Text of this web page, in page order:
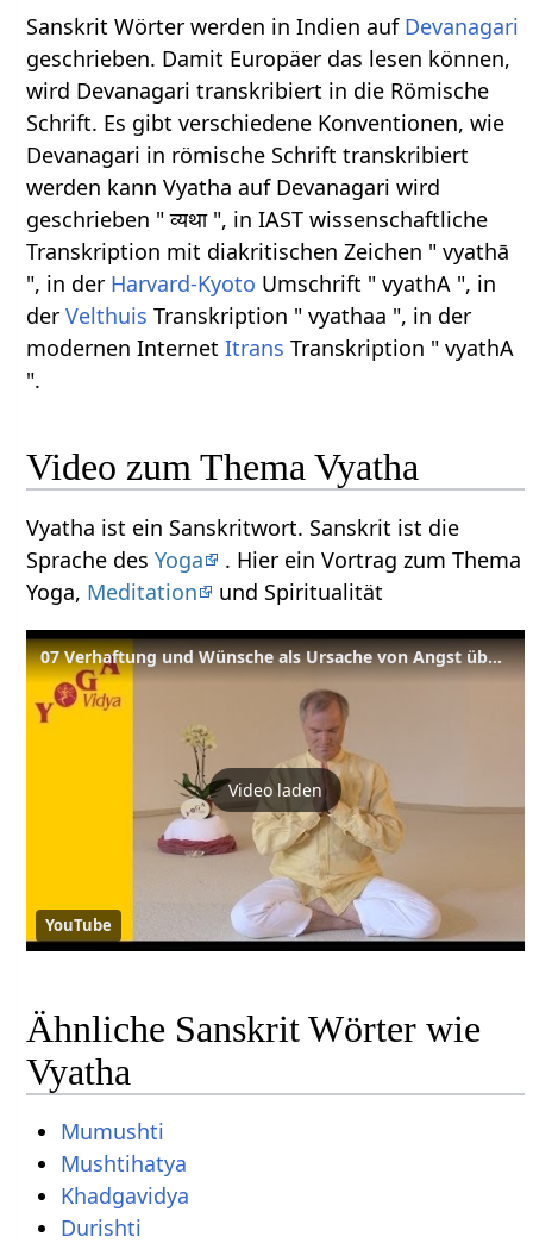
Sanskrit Wörter werden in Indien auf Devanagari
geschrieben. Damit Europäer das lesen können,
wird Devanagari transkribiert in die Römische
Schrift. Es gibt verschiedene Konventionen, wie
Devanagari in römische Schrift transkribiert
werden kann Vyatha auf Devanagari wird
geschrieben " व्यथा ", in IAST wissenschaftliche
Transkription mit diakritischen Zeichen " vyathā
", in der Harvard-Kyoto Umschrift " vyathA ", in
derVelthuis Transkription " vyathaa ", in der
modernen InternetItrans Transkription " vyathA
".
Video zum Thema Vyatha
Vyatha ist ein Sanskritwort. Sanskrit ist die
Sprache desYoga
. Hier ein Vortrag zum Thema
Yoga, Meditation und Spiritualität
07 Verhaftung und Wünsche als Ursache von Angst überwinden lernen
Video laden
YouTube
Ähnliche Sanskrit Wörter wie
Vyatha
Mumushti
Mushtihatya
Khadgavidya
Durishti